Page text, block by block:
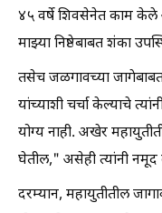
४५ वर्षे शिवसेनेत काम
माझ्या निष्ठेबाबत शंका
तसेच जळगावच्या
यांच्याशी चर्चा केल्याचे
योग्य नाही. अखेर
घेतील," असेही त्यांनी
दरम्यान, महायुतीतील